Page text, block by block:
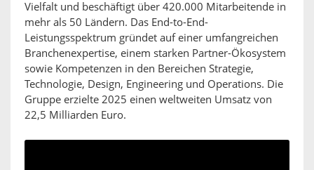
Vielfalt und beschäftigt über 420.000 Mitarbeitende in
mehr als 50 Ländern. Das End-to-End-
Leistungsspektrum gründet auf einer umfangreichen
Branchenexpertise, einem starken Partner-Ökosystem
sowie Kompetenzen in den Bereichen Strategie,
Technologie, Design, Engineering und Operations. Die
Gruppe erzielte 2025 einen weltweiten Umsatz von
22,5 Milliarden Euro.